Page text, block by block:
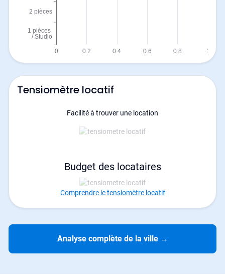
Tensiomètre locatif
Facilité à trouver une location
Budget des locataires
Comprendre le tensiomètre locatif
Analyse complète de la ville →